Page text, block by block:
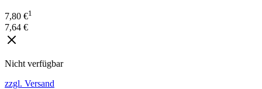
7,80 €1
7,64 €
Nicht verfügbar
zzgl. Versand